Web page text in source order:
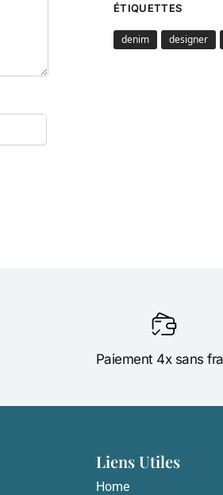
ÉTIQUETTES
denim designer
Paiement 4x sans
Liens Utiles
Home